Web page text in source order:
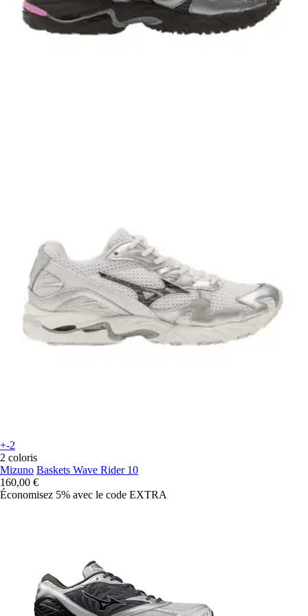
+-2
2 coloris
Mizuno Baskets Wave Rider 10
160,00 €
Économisez 5% avec le code EXTRA